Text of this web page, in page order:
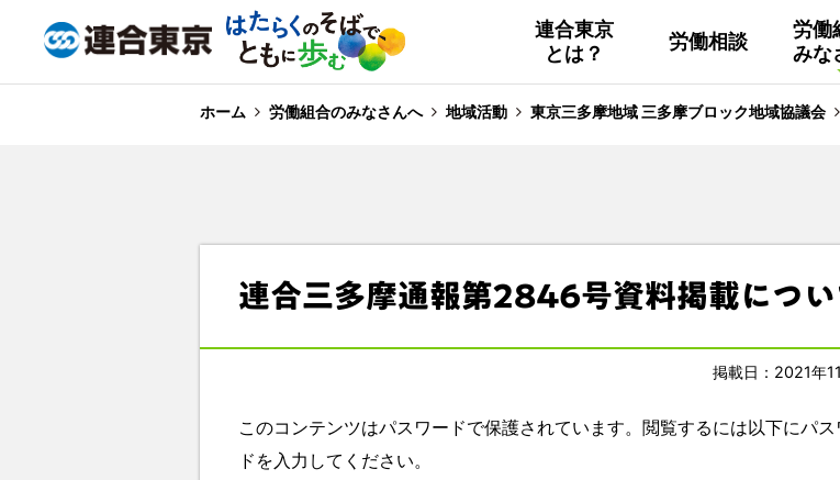
連合東京
とは？
組織概要
労働相談
労働
みな
活動
東京NET ログイン
連合東京
Facebook
ホーム 労働組合のみなさんへ 地域活動 東京三多摩地域 三多摩ブロック地域協議会
連合三多摩通報第2846号資料掲載につい
掲載日：2021年
このコンテンツはパスワードで保護されています。閲覧するには以下にパス
ドを入力してください。